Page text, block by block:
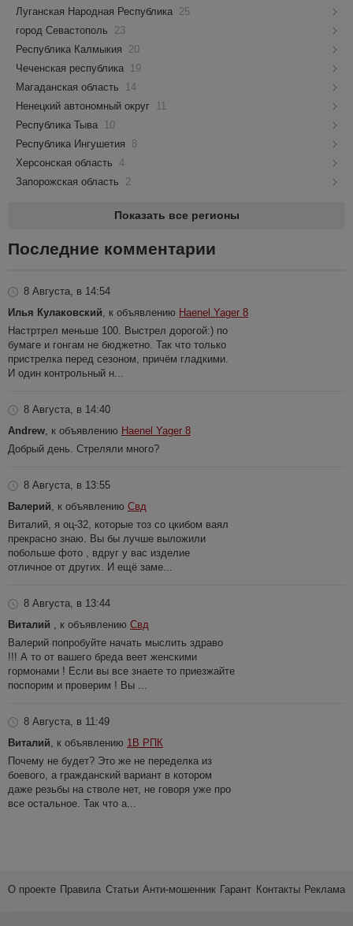
Луганская Народная Республика 25
город Севастополь
23
Республика Калмыкия
20
Чеченская республика 19
Магаданская область
14
Ненецкий автономный округ 11
Республика Тыва 10
Республика Ингушетия
8
Херсонская область 4
Запорожская область
2
Показать все регионы
Последние комментарии
8 Августа, в 14:54
Илья Кулаковский , к объявлению Haenel Yager 8
Настртрел меньше 100. Выстрел дорогой:) по
бумаге и гонгам не бюджетно. Так что только
пристрелка перед сезоном, причём гладкими.
И один контрольный н...
8 Августа, в 14:40
Andrew , к объявлению Haenel Yager 8
Добрый день. Стреляли много?
8 Августа, в 13:55
Валерий , к объявлению Свд
Виталий, я оц-32, которые тоз со цкибом ваял
прекрасно знаю. Вы бы лучше выложили
побольше фото , вдруг у вас изделие
отличное от других. И ещё заме...
8 Августа, в 13:44
Виталий
, к объявлению Свд
Валерий попробуйте начать мыслить здраво
!!! А то от вашего бреда веет женскими
гормонами ! Если вы все знаете то приезжайте
поспорим и проверим ! Вы ...
8 Августа, в 11:49
Виталий , к объявлению 1В РПК
Почему не будет? Это же не переделка из
боевого, а гражданский вариант в котором
даже резьбы на стволе нет, не говоря уже про
все остальное. Так что а...
О проекте Правила Статьи Анти-мошенник Гарант Контакты Реклама